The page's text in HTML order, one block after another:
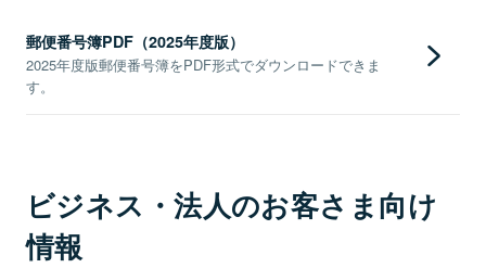
郵便番号簿PDF（2025年度版）
2025年度版郵便番号簿をPDF形式でダウンロードできま
す。
ビジネス・法人のお客さま向け
情報